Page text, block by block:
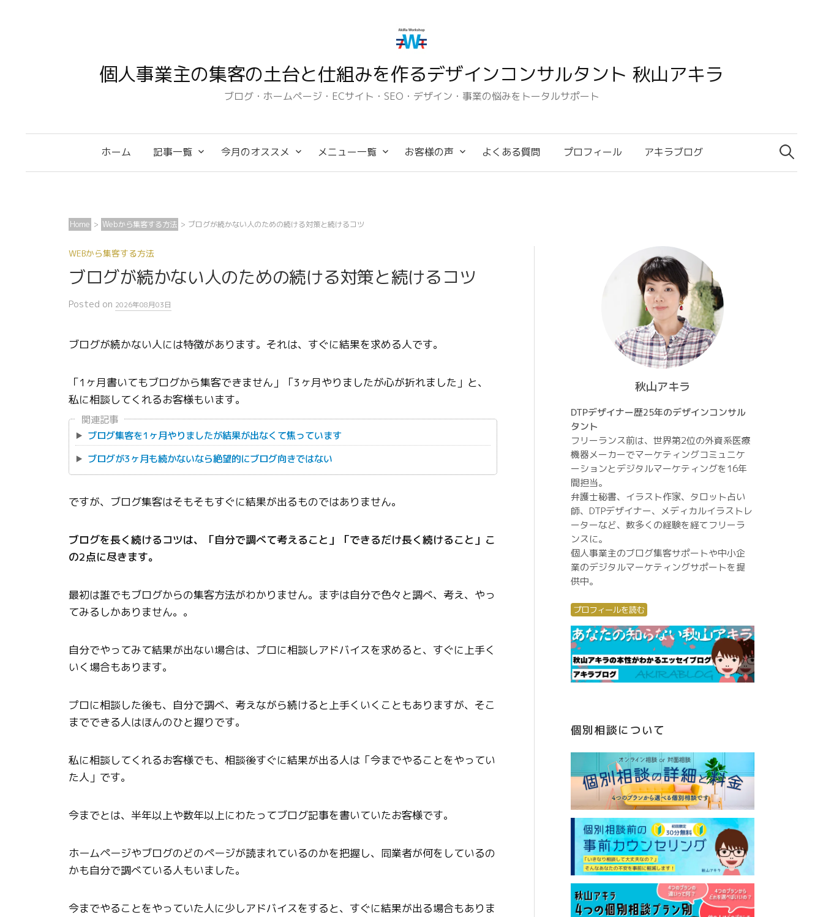
個人事業主の集客の土台と仕組みを作るデザインコンサルタント 秋山アキラ
ブログ・ホームページ・ECサイト・SEO・デザイン・事業の悩みをトータルサポート
ホーム 記事一覧 今月のオススメ メニュー一覧 お客様の声 よくある質問 プロフィール アキラブログ
検
索:
Home > Webから集客する方法 > ブログが続かない人のための続ける対策と続けるコツ
WEBから集客する方法
ブログが続かない人のための続ける対策と続けるコツ
Posted on 2026年08月03日
ブログが続かない人には特徴があります。それは、すぐに結果を求める人です。
「1ヶ月書いてもブログから集客できません」「3ヶ月やりましたが心が折れました」と、
私に相談してくれるお客様もいます。
関連記事
ブログ集客を1ヶ月やりましたが結果が出なくて焦っています
ブログが3ヶ月も続かないなら絶望的にブログ向きではない
ですが、ブログ集客はそもそもすぐに結果が出るものではありません。
ブログを長く続けるコツは、「自分で調べて考えること」「できるだけ長く続けること」こ
の2点に尽きます。
最初は誰でもブログからの集客方法がわかりません。まずは自分で色々と調べ、考え、やっ
てみるしかありません。。
自分でやってみて結果が出ない場合は、プロに相談しアドバイスを求めると、すぐに上手く
いく場合もあります。
プロに相談した後も、自分で調べ、考えながら続けると上手くいくこともありますが、そこ
までできる人はほんのひと握りです。
私に相談してくれるお客様でも、相談後すぐに結果が出る人は「今までやることをやってい
た人」です。
今までとは、半年以上や数年以上にわたってブログ記事を書いていたお客様です。
ホームページやブログのどのページが読まれているのかを把握し、同業者が何をしているの
かも自分で調べている人もいました。
今までやることをやっていた人に少しアドバイスをすると、すぐに結果が出る場合もありま
秋山アキラ
DTPデザイナー歴25年のデザインコンサル
タント
フリーランス前は、世界第2位の外資系医療
機器メーカーでマーケティングコミュニケ
ーションとデジタルマーケティングを16年
間担当。
弁護士秘書、イラスト作家、タロット占い
師、DTPデザイナー、メディカルイラストレ
ーターなど、数多くの経験を経てフリーラ
ンスに。
個人事業主のブログ集客サポートや中小企
業のデジタルマーケティングサポートを提
供中。
プロフィールを読む
個別相談について